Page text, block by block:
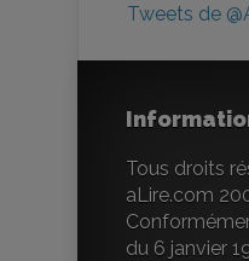
Tweets de
Tous droits
aLire.com
du 6 janvier